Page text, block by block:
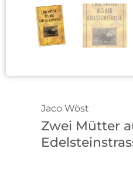
Jaco Wöst
Zwei Mütter